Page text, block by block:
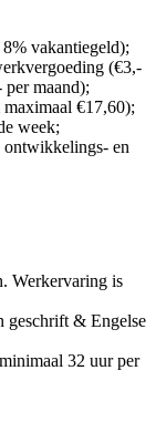
vakantiegeld);
(€3,-
per maand);
€17,60);
week;
ontwikkelings- en
Werkervaring is
geschrift & Engelse
32 uur per